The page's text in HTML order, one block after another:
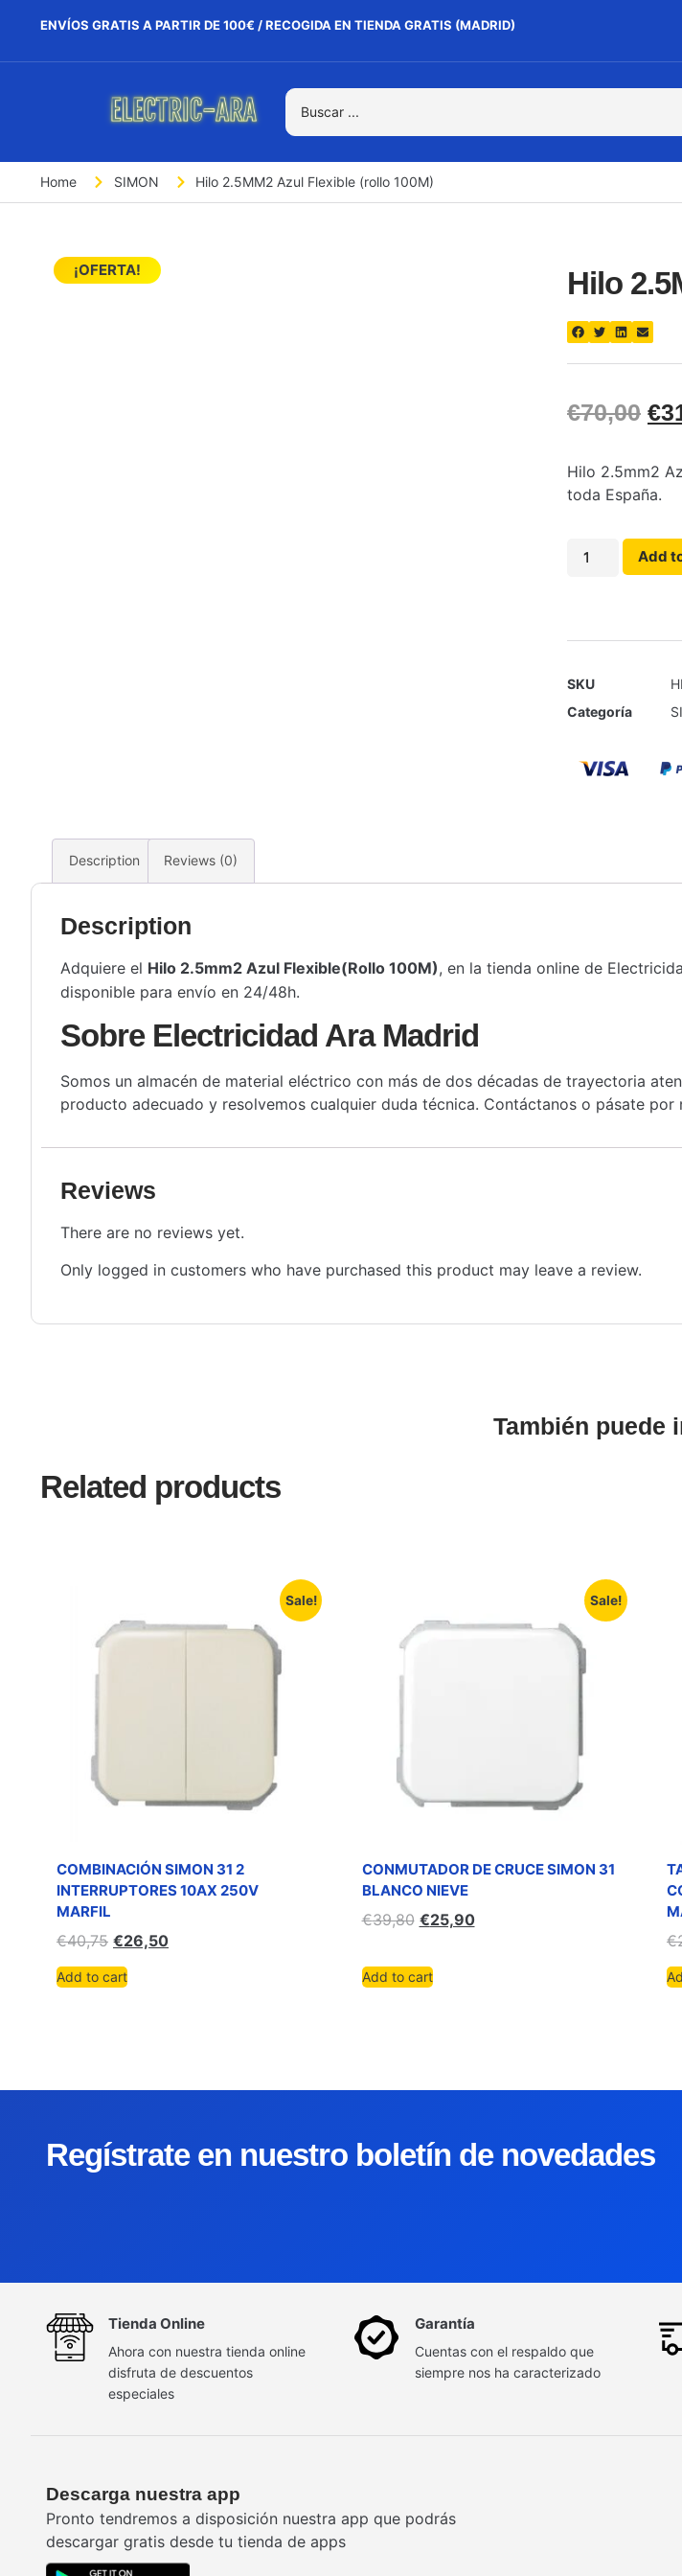
ENVÍOS GRATIS A PARTIR DE 100€ / RECOGIDA EN TIENDA GRATIS (MADRID)
Home SIMON Hilo 2.5MM2 Azul Flexible (rollo 100M)
¡OFERTA! Hilo
€70,00 €
Hilo 2.5mm2
toda España.
Add
SKU
Categoría
Description Reviews (0)
Description
Adquiere el Hilo 2.5mm2 Azul Flexible(Rollo 100M), en la tienda online de
disponible para envío en 24/48h.
Sobre Electricidad Ara Madrid
Somos un almacén de material eléctrico con más de dos décadas de trayectoria
producto adecuado y resolvemos cualquier duda técnica. Contáctanos o pásate
Reviews
There are no reviews yet.
Only logged in customers who have purchased this product may leave a review.
También puede
Related products
Sale!
COMBINACIÓN SIMON 31 2
INTERRUPTORES 10AX 250V
MARFIL
€40,75 €26,50
Add to cart
Sale!
CONMUTADOR DE CRUCE SIMON 31
BLANCO NIEVE
€39,80 €25,90
Add to cart
€
Regístrate en nuestro boletín de novedades
Tienda Online
Ahora con nuestra tienda online
disfruta de descuentos
especiales
Garantía
Cuentas con el respaldo que
siempre nos ha caracterizado
Descarga nuestra app
Pronto tendremos a disposición nuestra app que podrás
descargar gratis desde tu tienda de apps